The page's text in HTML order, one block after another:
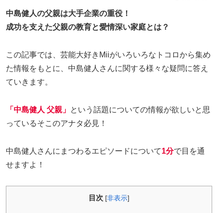
中島健人の父親は大手企業の重役！
成功を支えた父親の教育と愛情深い家庭とは？
この記事では、芸能大好きMiiがいろいろなトコロから集め
た情報をもとに、中島健人さんに関する様々な疑問に答え
ていきます。
「中島健人 父親」 という話題についての情報が欲しいと思
っているそこのアナタ必見！
中島健人さんにまつわるエピソードについて1分で目を通
せますよ！
目次 [非表示]